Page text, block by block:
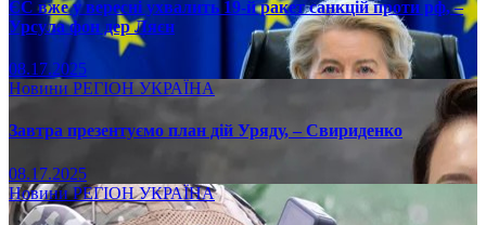
ЄС вже у вересні ухвалить 19-й ракет санкцій проти рф, –
Урсула фон дер Ляєн
08.17.2025
Новини РЕГІОН УКРАЇНА
Завтра презентуємо план дій Уряду, – Свириденко
08.17.2025
НовиниРЕГІОНУКРАЇНА